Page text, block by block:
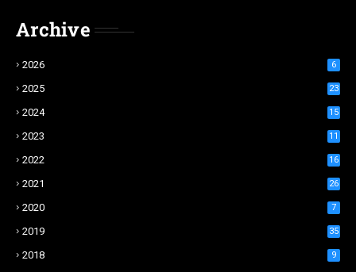
Archive
2026 6
2025 23
2024 15
2023 11
2022 16
2021 26
2020 7
2019 35
2018 9